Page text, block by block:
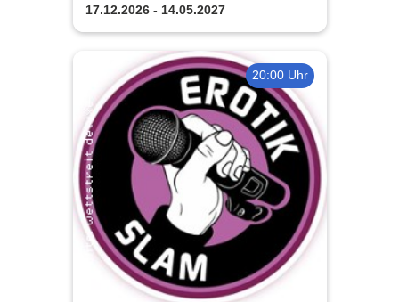
Erlebnisgastronomie | Seit 14
Jahren & über 500 Magic
Dinner Shows
17.12.2026 - 14.05.2027
20:00 Uhr